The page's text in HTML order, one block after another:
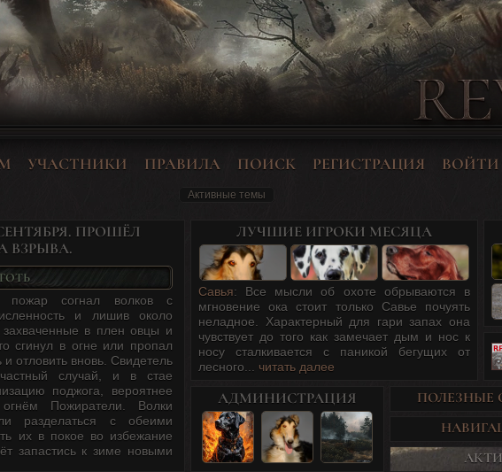
УЧАСТНИКИ ПРАВИЛА ПОИСК РЕГИСТРАЦИЯ ВОЙТИ
Активные темы
ПРОШЁЛ
ВЗРЫВА.
пожар согнал волков с
и лишив около
захваченные в плен овцы и
сгинул в огне или пропал
и отловить вновь. Свидетель
случай, и в стае
поджога, вероятнее
Пожиратели. Волки
разделаться с обеими
их в покое во избежание
запастись к зиме новыми
ЛУЧШИЕ ИГРОКИ МЕСЯЦА
Савья: Все мысли об охоте обрываются в
мгновение ока стоит только Савье почуять
неладное. Характерный для гари запах она
чувствует до того как замечает дым и нос к
носу сталкивается с паникой бегущих от
лесного... читать далее
АДМИНИСТРАЦИЯ
ПОЛЕЗНЫЕ